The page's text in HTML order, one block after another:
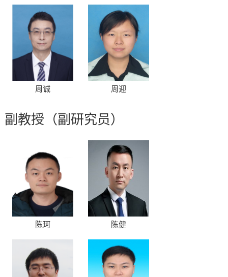
周诚 周迎
副教授（副研究员）
陈珂 陈健